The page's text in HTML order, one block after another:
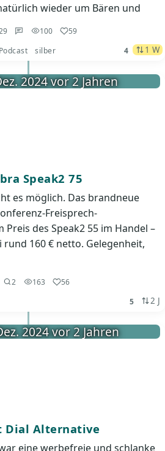
wieder um Bären und
100
59
Podcast silber 4 1 W
2024 vor 2 Jahren
Speak2 75
es möglich. Das brandneue
Freisprech-
des Speak2 55 im Handel –
160 € netto. Gelegenheit,
2 163
56
5 2 J
2024 vor 2 Jahren
Dial Alternative
eine werbefreie und schlanke